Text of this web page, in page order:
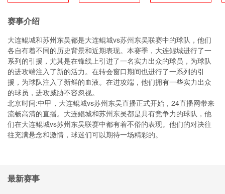
赛事介绍
大连鲲城和苏州东吴都是大连鲲城vs苏州东吴联赛中的球队，他们
各自有着不同的历史背景和近期表现。本赛季，大连鲲城进行了一
系列的引援，尤其是在锋线上引进了一名实力出众的球员，为球队
的进攻端注入了新的活力。在转会窗口期间也进行了一系列的引
援，为球队注入了新鲜的血液。在进攻端，他们拥有一些实力出众
的球员，进攻威胁不容忽视。
北京时间:中甲，大连鲲城vs苏州东吴直播正式开始，24直播网带来
流畅高清的直播。大连鲲城和苏州东吴都是具有竞争力的球队，他
们在大连鲲城vs苏州东吴联赛中都有着不俗的表现。他们的对决往
往充满悬念和激情，球迷们可以期待一场精彩的。
最新赛事